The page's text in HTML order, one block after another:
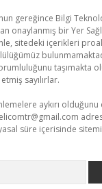
gereğince Bilgi
onaylanmış bir Yer
sitedeki içerikleri
taşımakta
sayılırlar.
aykırı
süre içerisinde